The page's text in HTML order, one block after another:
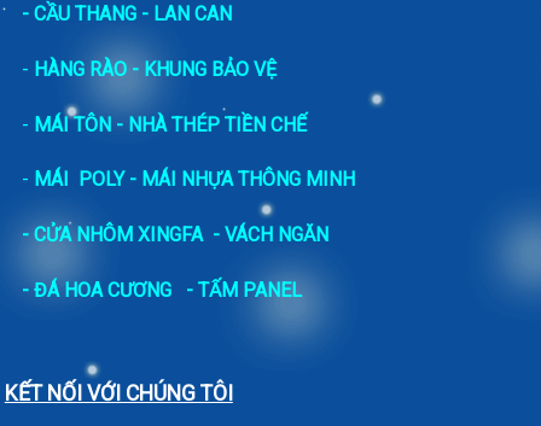
- CẦU THANG - LAN CAN
- HÀNG RÀO - KHUNG BẢO VỆ
- MÁI TÔN - NHÀ THÉP TIỀN CHẾ
- MÁI POLY - MÁI NHỰA THÔNG MINH
- CỬA NHÔM XINGFA - VÁCH NGĂN
- ĐÁ HOA CƯƠNG - TẤM PANEL
KẾT NỐI VỚI CHÚNG TÔI